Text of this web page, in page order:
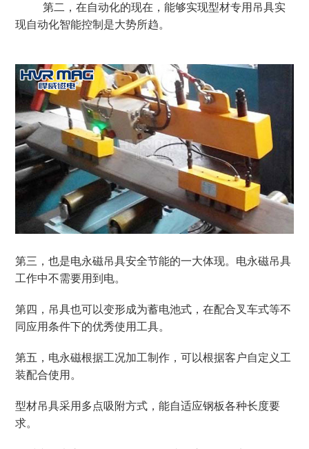
第二，在自动化的现在，能够实现型材专用吊具实
现自动化智能控制是大势所趋。
第三，也是电永磁吊具安全节能的一大体现。电永磁吊具
工作中不需要用到电。
第四，吊具也可以变形成为蓄电池式，在配合叉车式等不
同应用条件下的优秀使用工具。
第五，电永磁根据工况加工制作，可以根据客户自定义工
装配合使用。
型材吊具采用多点吸附方式，能自适应钢板各种长度要
求。